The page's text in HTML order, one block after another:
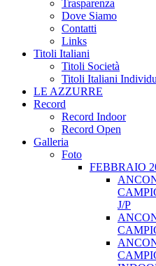
Trasparenza
Dove Siamo
Contatti
Links
Titoli Italiani
Titoli Società
Titoli Italiani
LE AZZURRE
Record
Record Indoor
Record Open
Galleria
Foto
FEBBRAIO
J/P